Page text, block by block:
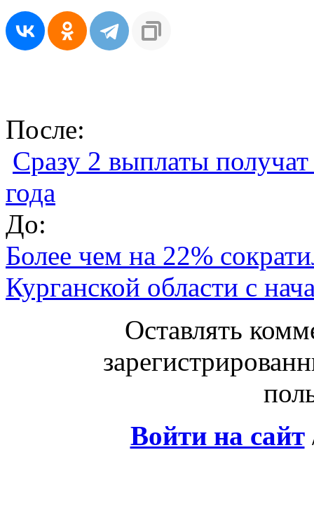
После:
Сразу 2 выплаты
года
До:
Более чем на 22%
Курганской области с
Оставлять
Войти на сайт